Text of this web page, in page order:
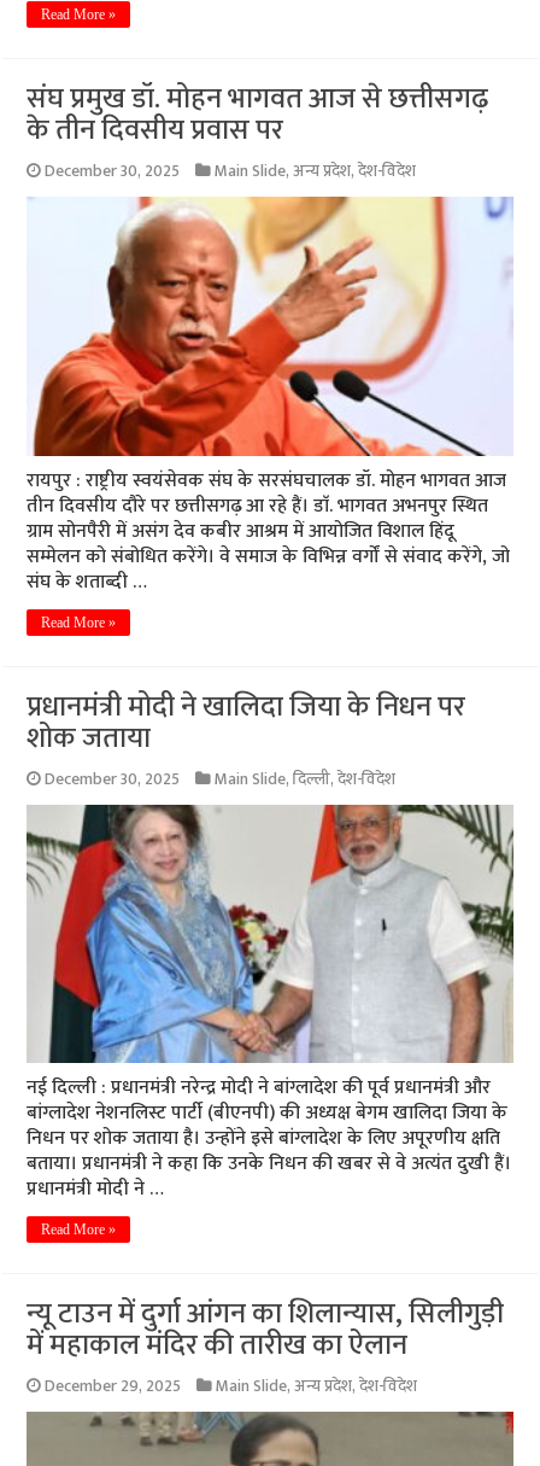
Read More »
संघ प्रमुख डॉ. मोहन भागवत आज से छत्तीसगढ़
के तीन दिवसीय प्रवास पर
December 30, 2025 Main Slide,अन्य प्रदेश,देश-विदेश
रायपुर : राष्ट्रीय स्वयंसेवक संघ के सरसंघचालक डॉ. मोहन भागवत आज
तीन दिवसीय दौरे पर छत्तीसगढ़ आ रहे हैं। डाॅ. भागवत अभनपुर स्थित
ग्राम सोनपैरी में असंग देव कबीर आश्रम में आयोजित विशाल हिंदू
सम्मेलन को संबोधित करेंगे। वे समाज के विभिन्न वर्गों से संवाद करेंगे, जो
संघ के शताब्दी …
Read More »
प्रधानमंत्री मोदी ने खालिदा जिया के निधन पर
शोक जताया
December 30, 2025 Main Slide,दिल्ली,देश-विदेश
नई दिल्ली : प्रधानमंत्री नरेन्द्र मोदी ने बांग्लादेश की पूर्व प्रधानमंत्री और
बांग्लादेश नेशनलिस्ट पार्टी (बीएनपी) की अध्यक्ष बेगम खालिदा जिया के
निधन पर शोक जताया है। उन्होंने इसे बांग्लादेश के लिए अपूरणीय क्षति
बताया। प्रधानमंत्री ने कहा कि उनके निधन की खबर से वे अत्यंत दुखी हैं।
प्रधानमंत्री मोदी ने …
Read More »
न्यू टाउन में दुर्गा आंगन का शिलान्यास, सिलीगुड़ी
में महाकाल मंदिर की तारीख का ऐलान
December 29, 2025 Main Slide,अन्य प्रदेश,देश-विदेश